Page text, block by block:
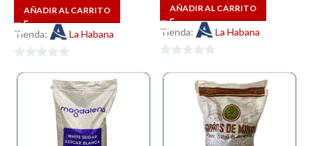
AÑADIR AL CARRITO
Tienda: La Habana
de
AÑADIR AL CARRITO
Tienda: La Habana
de